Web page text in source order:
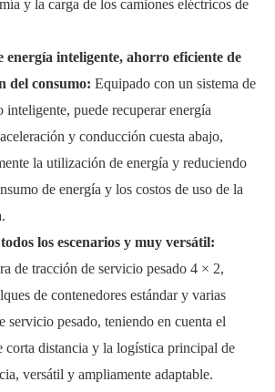
y la carga de los camiones eléctricos de
energía inteligente, ahorro eficiente de
del consumo: Equipado con un sistema de
inteligente, puede recuperar energía
y conducción cuesta abajo,
la utilización de energía y reduciendo
de energía y los costos de uso de la
los escenarios y muy versátil:
de tracción de servicio pesado 4 × 2,
de contenedores estándar y varias
servicio pesado, teniendo en cuenta el
corta distancia y la logística principal de
versátil y ampliamente adaptable.